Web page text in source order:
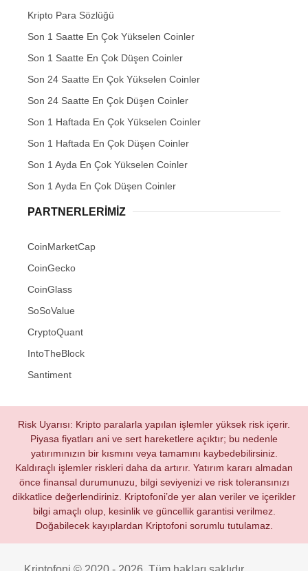
Kripto Para Sözlüğü
Son 1 Saatte En Çok Yükselen Coinler
Son 1 Saatte En Çok Düşen Coinler
Son 24 Saatte En Çok Yükselen Coinler
Son 24 Saatte En Çok Düşen Coinler
Son 1 Haftada En Çok Yükselen Coinler
Son 1 Haftada En Çok Düşen Coinler
Son 1 Ayda En Çok Yükselen Coinler
Son 1 Ayda En Çok Düşen Coinler
PARTNERLERIMIZ
CoinMarketCap
CoinGecko
CoinGlass
SoSoValue
CryptoQuant
IntoTheBlock
Santiment
Risk Uyarısı: Kripto paralarla yapılan işlemler yüksek risk içerir.
Piyasa fiyatları ani ve sert hareketlere açıktır; bu nedenle
yatırımınızın bir kısmını veya tamamını kaybedebilirsiniz.
Kaldıraçlı işlemler riskleri daha da artırır. Yatırım kararı almadan
önce finansal durumunuzu, bilgi seviyenizi ve risk toleransınızı
dikkatlice değerlendiriniz. Kriptofoni’de yer alan veriler ve içerikler
bilgi amaçlı olup, kesinlik ve güncellik garantisi verilmez.
Doğabilecek kayıplardan Kriptofoni sorumlu tutulamaz.